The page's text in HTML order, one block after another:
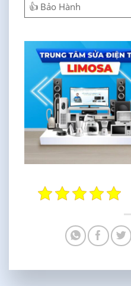
👍 Bảo Hành